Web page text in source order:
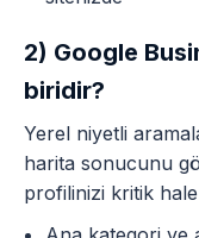
2) Google
biridir?
Yerel niyetli
harita sonucunu
profilinizi kritik